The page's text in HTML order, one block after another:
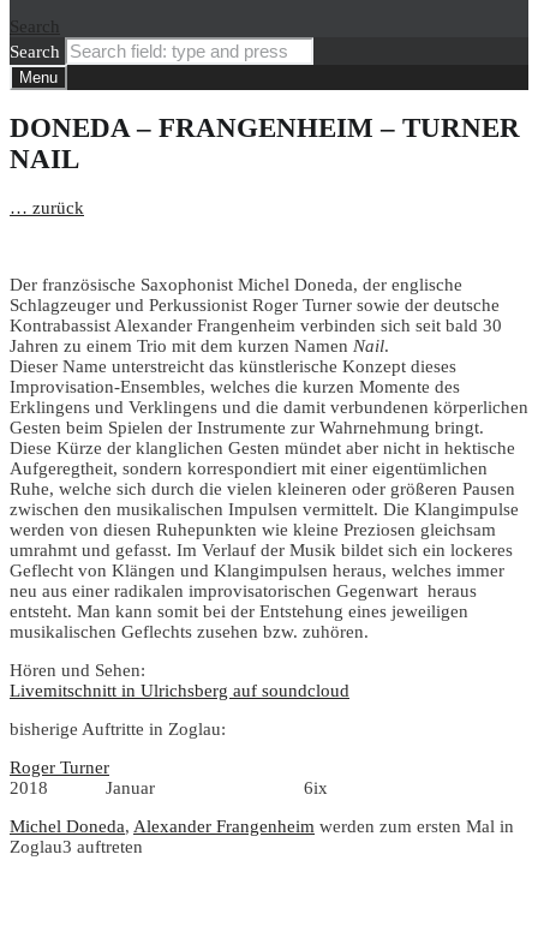
Search
Search
Menu
DONEDA – FRANGENHEIM – TURNER
NAIL
… zurück
Der französische Saxophonist Michel Doneda, der englische
Schlagzeuger und Perkussionist Roger Turner sowie der deutsche
Kontrabassist Alexander Frangenheim verbinden sich seit bald 30
Jahren zu einem Trio mit dem kurzen Namen Nail.
Dieser Name unterstreicht das künstlerische Konzept dieses
Improvisation-Ensembles, welches die kurzen Momente des
Erklingens und Verklingens und die damit verbundenen körperlichen
Gesten beim Spielen der Instrumente zur Wahrnehmung bringt.
Diese Kürze der klanglichen Gesten mündet aber nicht in hektische
Aufgeregtheit, sondern korrespondiert mit einer eigentümlichen
Ruhe, welche sich durch die vielen kleineren oder größeren Pausen
zwischen den musikalischen Impulsen vermittelt. Die Klangimpulse
werden von diesen Ruhepunkten wie kleine Preziosen gleichsam
umrahmt und gefasst. Im Verlauf der Musik bildet sich ein lockeres
Geflecht von Klängen und Klangimpulsen heraus, welches immer
neu aus einer radikalen improvisatorischen Gegenwart heraus
entsteht. Man kann somit bei der Entstehung eines jeweiligen
musikalischen Geflechts zusehen bzw. zuhören.
Hören und Sehen:
Livemitschnitt in Ulrichsberg auf soundcloud
bisherige Auftritte in Zoglau:
Roger Turner
2018 Januar 6ix
Michel Doneda, Alexander Frangenheim werden zum ersten Mal in
Zoglau3 auftreten